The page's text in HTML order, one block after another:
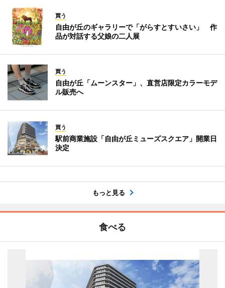
買う
自由が丘のギャラリーで「がらすとすいさい」 作
品が対話する父娘の二人展
買う
自由が丘「ムーンスター」、直営店限定カラーモデ
ル販売へ
買う
駅前商業施設「自由が丘ミューズスクエア」開業日
決定
もっと見る
食べる